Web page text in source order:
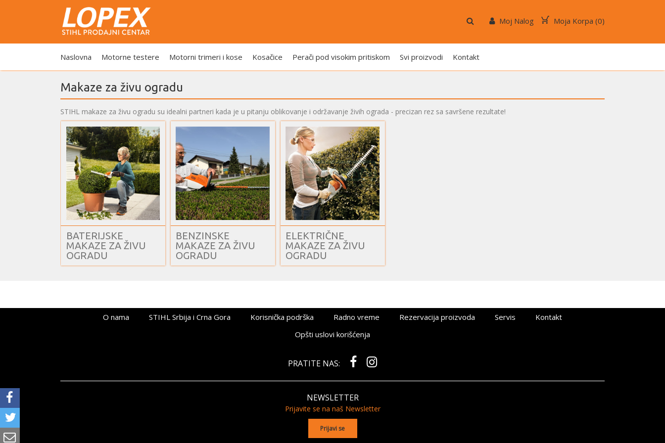
Moja Korpa (0)
Moj Nalog
Naslovna Motorne testere Motorni trimeri i kose Kosačice Perači pod visokim pritiskom Svi proizvodi Kontakt
Makaze za živu ogradu
STIHL makaze za živu ogradu su idealni partneri kada je u pitanju oblikovanje i održavanje živih ograda - precizan rez sa savršene rezultate!
BATERIJSKE
MAKAZE ZA ŽIVU
OGRADU
BENZINSKE
MAKAZE ZA ŽIVU
OGRADU
ELEKTRIČNE
MAKAZE ZA ŽIVU
OGRADU
O nama STIHL Srbija i Crna Gora Korisnička podrška Radno vreme Rezervacija proizvoda Servis
Kontakt
Opšti uslovi korišćenja
PRATITE NAS:
NEWSLETTER
Prijavite se na naš Newsletter